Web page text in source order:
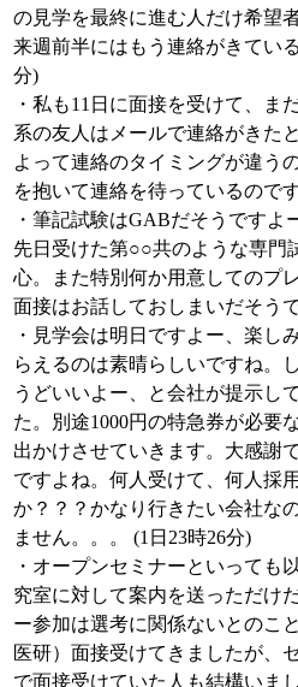
の見学を最終に進む人だけ希望
来週前半にはもう連絡がきてい
分)
・私も11日に面接を受けて、ま
系の友人はメールで連絡がきた
よって連絡のタイミングが違う
を抱いて連絡を待っているので
・筆記試験はGABだそうですよ
先日受けた第○○共のような専門
心。また特別何か用意してのプ
面接はお話しておしまいだそう
・見学会は明日ですよー、楽し
らえるのは素晴らしいですね。
うどいいよー、と会社が提示し
た。別途1000円の特急券が必要
出かけさせていきます。大感謝
ですよね。何人受けて、何人採
か？？？かなり行きたい会社な
ません。。。 (1日23時26分)
・オープンセミナーといっても
究室に対して案内を送っただけ
ー参加は選考に関係ないとのこ
医研）面接受けてきましたが、
で面接受けていた人も結構いま